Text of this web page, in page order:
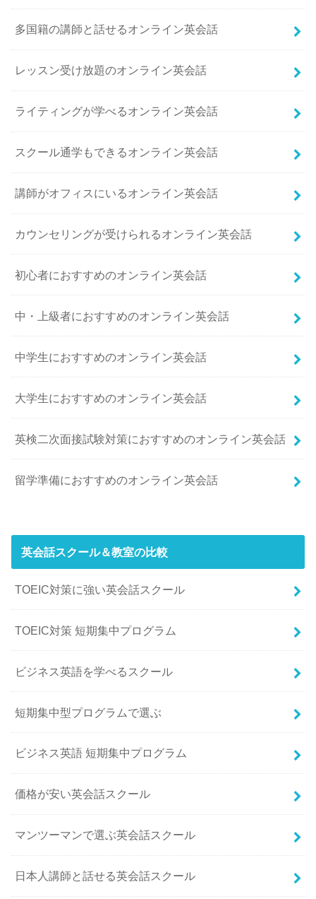
多国籍の講師と話せるオンライン英会話
レッスン受け放題のオンライン英会話
ライティングが学べるオンライン英会話
スクール通学もできるオンライン英会話
講師がオフィスにいるオンライン英会話
カウンセリングが受けられるオンライン英会話
初心者におすすめのオンライン英会話
中・上級者におすすめのオンライン英会話
中学生におすすめのオンライン英会話
大学生におすすめのオンライン英会話
英検二次面接試験対策におすすめのオンライン英会話
留学準備におすすめのオンライン英会話
英会話スクール＆教室の比較
TOEIC対策に強い英会話スクール
TOEIC対策 短期集中プログラム
ビジネス英語を学べるスクール
短期集中型プログラムで選ぶ
ビジネス英語 短期集中プログラム
価格が安い英会話スクール
マンツーマンで選ぶ英会話スクール
日本人講師と話せる英会話スクール